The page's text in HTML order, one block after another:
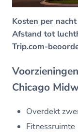
Kosten per
Afstand tot
Trip.com-
Chicago
Overdekt
Fitnessruimte